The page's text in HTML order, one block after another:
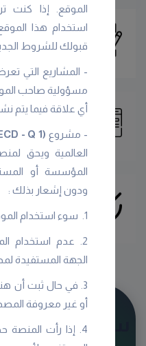
المعلومات
المعلومات
معلومات
معلومات
تسجيل
الإنتهاء من
الموقع. إذا كنت
استخدام هذا
قبولك للشروط
- المشاريع التي
مسؤولية صاحب
أي علاقة فيما يتم
- مشروع (ECD - Q 1)
العالمية ويحق
المؤسسة أو
ودون إشعار بذلك :
1. سوء استخدام الموقع.
2. عدم استخدام
الجهة المستفيدة
3. في حال ثبت أن
أو غير معروفة
4. إذا رأت
سوق معنا